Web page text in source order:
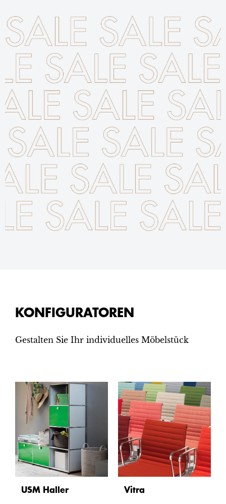
KONFIGURATOREN
Gestalten Sie Ihr individuelles Möbelstück
USM Haller Vitra